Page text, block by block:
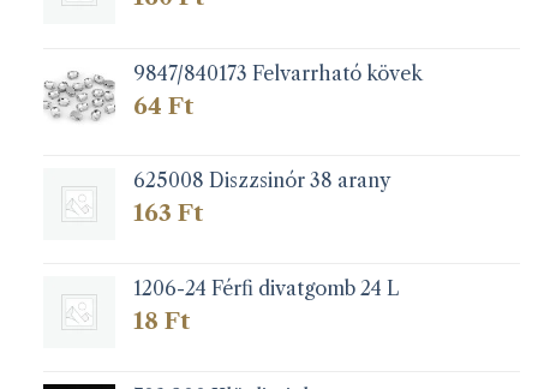
9847/840173 Felvarrható kövek
64 Ft
625008 Diszzsinór 38 arany
163 Ft
1206-24 Férfi divatgomb 24 L
18 Ft